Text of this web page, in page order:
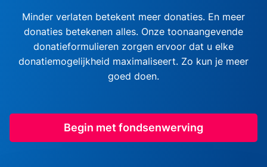
Minder verlaten betekent meer donaties. En meer
donaties betekenen alles. Onze toonaangevende
donatieformulieren zorgen ervoor dat u elke
donatiemogelijkheid maximaliseert. Zo kun je meer
goed doen.
Begin met fondsenwerving